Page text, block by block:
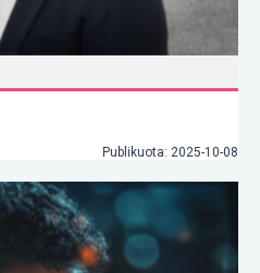
Publikuota: 2025-10-08